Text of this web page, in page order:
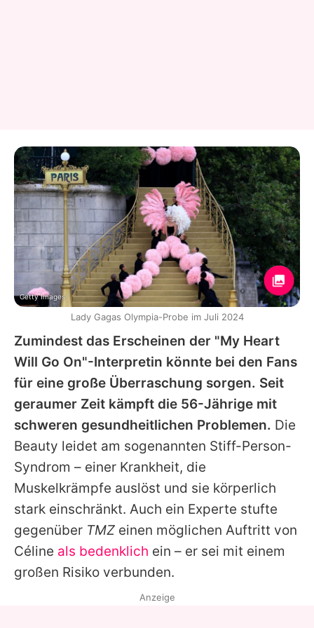
Zumindest das Erscheinen der "My Heart
Will Go On"-Interpretin könnte bei den Fans
für eine große Überraschung sorgen. Seit
geraumer Zeit kämpft die 56-Jährige mit
schweren gesundheitlichen Problemen. Die
Beauty leidet am sogenannten Stiff-Person-
Syndrom – einer Krankheit, die
Muskelkrämpfe auslöst und sie körperlich
stark einschränkt. Auch ein Experte stufte
gegenüber TMZ einen möglichen Auftritt von
Céline als bedenklich ein – er sei mit einem
großen Risiko verbunden.
Getty Images
Lady Gagas Olympia-Probe im Juli 2024
Anzeige